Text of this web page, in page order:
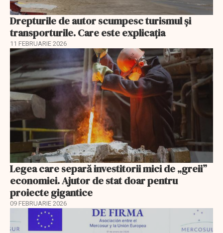
Drepturile de autor scumpesc turismul și
transporturile. Care este explicația
11 FEBRUARIE 2026
Legea care separă investitorii mici de „greii”
economiei. Ajutor de stat doar pentru
proiecte gigantice
09 FEBRUARIE 2026